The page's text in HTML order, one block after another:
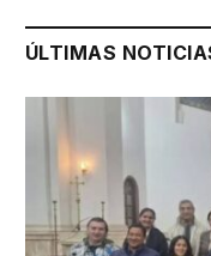
ÚLTIMAS